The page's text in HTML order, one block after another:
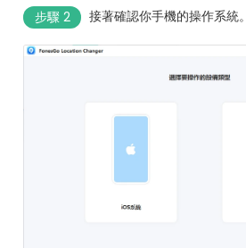
步驟 2 接著確認你手機的操作系統。